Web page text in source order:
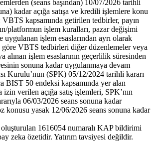
(seans başından) 10/07/2026 tarihli
kadar açığa satışa ve kredili işlemlere konu
kapsamında getirilen tedbirler, payın
platformun işlem kuralları, pazar değişimi
uygulanan işlem esaslarından ayrı olarak
VBTS tedbirleri diğer düzenlemeler veya
alınan işlem esaslarının geçerlilik süresinden
sonuna kadar uygulanmaya devam
Kurulu’nun (SPK) 05/12/2024 tarihli kararı
BIST 50 endeksi kapsamında yer alan
izin verilen açığa satış işlemleri, SPK’nın
06/03/2026 seans sonuna kadar
konusu yasak 12/06/2026 seans sonuna kadar
oluşturulan 1616054 numaralı KAP bildirimi
zeka özetidir. Yatırım tavsiyesi değildir.